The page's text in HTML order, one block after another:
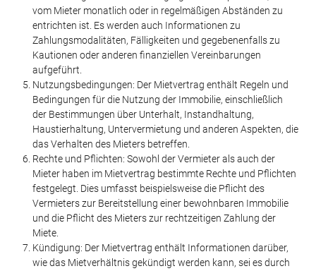
vom Mieter monatlich oder in regelmäßigen Abständen zu
entrichten ist. Es werden auch Informationen zu
Zahlungsmodalitäten, Fälligkeiten und gegebenenfalls zu
Kautionen oder anderen finanziellen Vereinbarungen
aufgeführt.
Nutzungsbedingungen: Der Mietvertrag enthält Regeln und
Bedingungen für die Nutzung der Immobilie, einschließlich
der Bestimmungen über Unterhalt, Instandhaltung,
Haustierhaltung, Untervermietung und anderen Aspekten, die
das Verhalten des Mieters betreffen.
Rechte und Pflichten: Sowohl der Vermieter als auch der
Mieter haben im Mietvertrag bestimmte Rechte und Pflichten
festgelegt. Dies umfasst beispielsweise die Pflicht des
Vermieters zur Bereitstellung einer bewohnbaren Immobilie
und die Pflicht des Mieters zur rechtzeitigen Zahlung der
Miete.
Kündigung: Der Mietvertrag enthält Informationen darüber,
wie das Mietverhältnis gekündigt werden kann, sei es durch